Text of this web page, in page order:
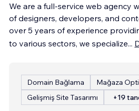
We are a full-service web agency
of designers, developers, and
over 5 years of experience
to various sectors, we specialize...
Domain Bağlama
Mağaza
Gelişmiş Site Tasarımı
+19